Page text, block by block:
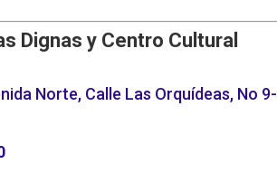
Dignas y Centro Cultural
Norte, Calle Las Orquídeas, No 9-